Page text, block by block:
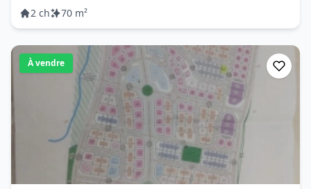
2 ch 70 m²
À vendre